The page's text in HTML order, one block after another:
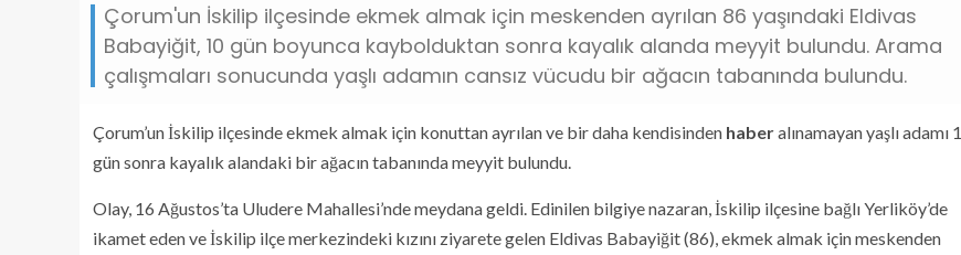
Çorum'un İskilip ilçesinde ekmek almak için meskenden ayrılan 86 yaşındaki Eldivas
Babayiğit, 10 gün boyunca kaybolduktan sonra kayalık alanda meyyit bulundu. Arama
çalışmaları sonucunda yaşlı adamın cansız vücudu bir ağacın tabanında bulundu.
Çorum’un İskilip ilçesinde ekmek almak için konuttan ayrılan ve bir daha kendisinden haberalınamayan yaşlı adamı
gün sonra kayalık alandaki bir ağacın tabanında meyyit bulundu.
Olay, 16 Ağustos’ta Uludere Mahallesi’nde meydana geldi. Edinilen bilgiye nazaran, İskilip ilçesine bağlı Yerliköy’de
ikamet eden ve İskilip ilçe merkezindeki kızını ziyarete gelen Eldivas Babayiğit (86), ekmek almak için meskenden